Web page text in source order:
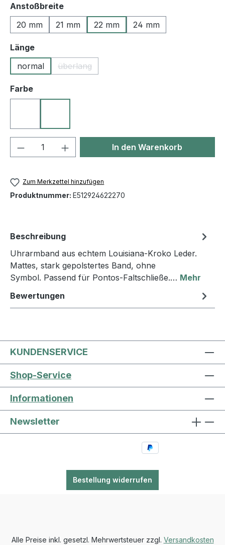
Anstoßbreiteauswählen
20 mm
21 mm 22 mm 24 mm
Längeauswählen
normal
überlang
(Diese Option ist zurzeit nicht verfügbar.)
Farbeauswählen
Produkt Anzahl: Gib denIn den Warenkorb
Zum Merkzettel hinzufügen
Produktnummer: E512924622270
Beschreibung
Uhrarmband aus echtem Louisiana-Kroko Leder.
Mattes, stark gepolstertes Band, ohne
Symbol. Passend für Pontos-Faltschließe.… Mehr
Bewertungen
KUNDENSERVICE
Shop-Service
Informationen
Newsletter
Bestellung widerrufen
Alle Preise inkl. gesetzl. Mehrwertsteuer zzgl. Versandkosten